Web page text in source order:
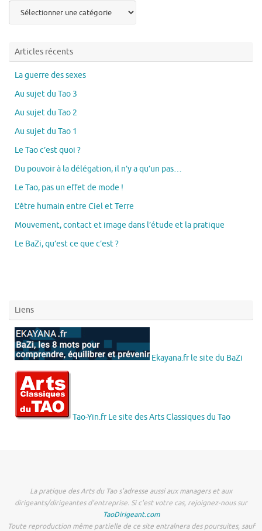
Articles récents
La guerre des sexes
Au sujet du Tao 3
Au sujet du Tao 2
Au sujet du Tao 1
Le Tao c’est quoi ?
Du pouvoir à la délégation, il n’y a qu’un pas…
Le Tao, pas un effet de mode !
L’être humain entre Ciel et Terre
Mouvement, contact et image dans l’étude et la pratique
Le BaZi, qu’est ce que c’est ?
Liens
Ekayana.fr le site du BaZi
Tao-Yin.fr Le site des Arts Classiques du Tao
La pratique des Arts du Tao s'adresse aussi aux managers et aux
dirigeants/dirigeantes d'entreprise. Si c'est votre cas, rejoignez-nous sur
TaoDirigeant.com
Toute reproduction même partielle de ce site entraînera des poursuites, sauf